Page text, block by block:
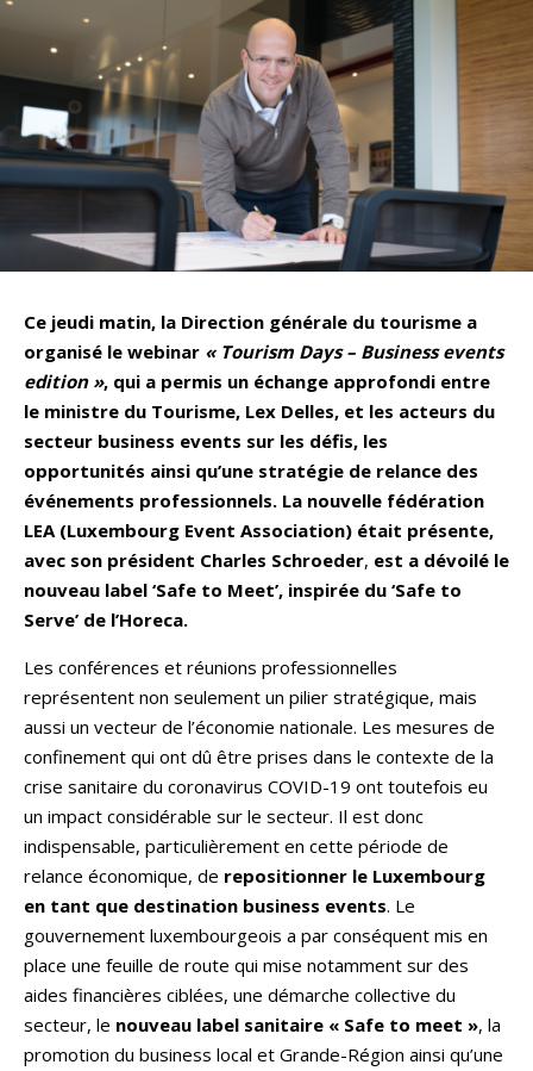
Ce jeudi matin, la Direction générale du tourisme a
organisé le webinar « Tourism Days – Business events
edition », qui a permis un échange approfondi entre
le ministre du Tourisme, Lex Delles, et les acteurs du
secteur business events sur les défis, les
opportunités ainsi qu’une stratégie de relance des
événements professionnels. La nouvelle fédération
LEA (Luxembourg Event Association) était présente,
avec son président Charles Schroeder, est a dévoilé le
nouveau label ‘Safe to Meet’, inspirée du ‘Safe to
Serve’ de l’Horeca.
Les conférences et réunions professionnelles
représentent non seulement un pilier stratégique, mais
aussi un vecteur de l’économie nationale. Les mesures de
confinement qui ont dû être prises dans le contexte de la
crise sanitaire du coronavirus COVID-19 ont toutefois eu
un impact considérable sur le secteur. Il est donc
indispensable, particulièrement en cette période de
relance économique, de repositionner le Luxembourg
en tant que destination business events. Le
gouvernement luxembourgeois a par conséquent mis en
place une feuille de route qui mise notamment sur des
aides financières ciblées, une démarche collective du
secteur, le nouveau label sanitaire « Safe to meet », la
promotion du business local et Grande-Région ainsi qu’une